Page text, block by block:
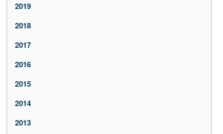
2019
2018
2017
2016
2015
2014
2013